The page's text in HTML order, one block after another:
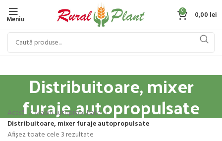
Meniu
0 0,00 lei
Distribuitoare, mixer
furaje autopropulsate
Acasă
Masini autopropulsate
Distribuitoare, mixer furaje autopropulsate
Afișez toate cele 3 rezultate